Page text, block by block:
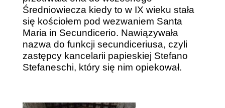
Średniowiecza kiedy to w IX wieku stała
się kościołem pod wezwaniem Santa
Maria in Secundicerio. Nawiązywała
nazwa do funkcji secundiceriusa, czyli
zastępcy kancelarii papieskiej Stefano
Stefaneschi, który się nim opiekował.